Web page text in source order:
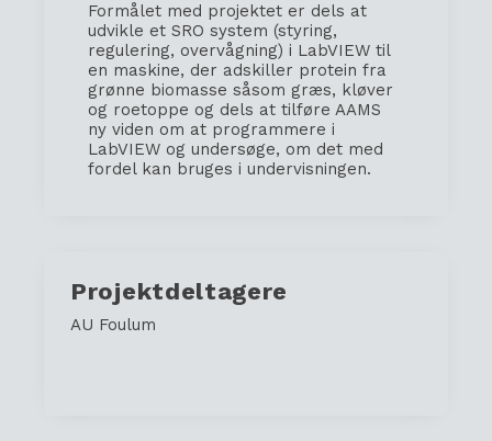
Formålet med projektet er dels at
udvikle et SRO system (styring,
regulering, overvågning) i LabVIEW til
en maskine, der adskiller protein fra
grønne biomasse såsom græs, kløver
og roetoppe og dels at tilføre AAMS
ny viden om at programmere i
LabVIEW og undersøge, om det med
fordel kan bruges i undervisningen.
Projektdeltagere
AU Foulum